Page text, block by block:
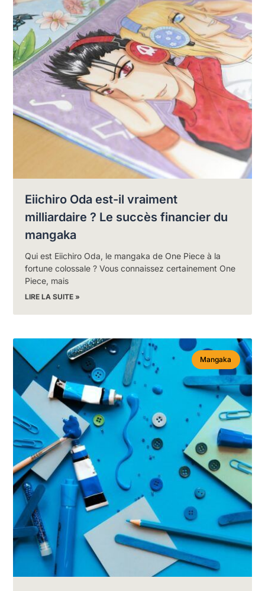
Eiichiro Oda est-il vraiment
milliardaire ? Le succès financier du
mangaka
Qui est Eiichiro Oda, le mangaka de One Piece à la
fortune colossale ? Vous connaissez certainement One
Piece, mais
LIRE LA SUITE »
Mangaka